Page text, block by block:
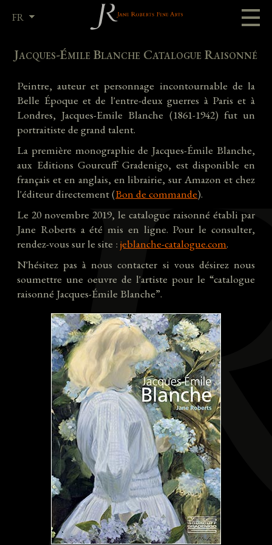
FR
Jacques-Émile Blanche Catalogue Raisonné
Peintre, auteur et personnage incontournable de la
Belle Époque et de l'entre-deux guerres à Paris et à
Londres, Jacques-Emile Blanche (1861-1942) fut un
portraitiste de grand talent.
La première monographie de Jacques-Émile Blanche,
aux Editions Gourcuff Gradenigo, est disponible en
français et en anglais, en librairie, sur Amazon et chez
l'éditeur directement (Bon de commande).
Le 20 novembre 2019, le catalogue raisonné établi par
Jane Roberts a été mis en ligne. Pour le consulter,
rendez-vous sur le site :jeblanche-catalogue.com.
N'hésitez pas à nous contacter si vous désirez nous
soumettre une oeuvre de l'artiste pour le “catalogue
raisonné Jacques-Émile Blanche”.